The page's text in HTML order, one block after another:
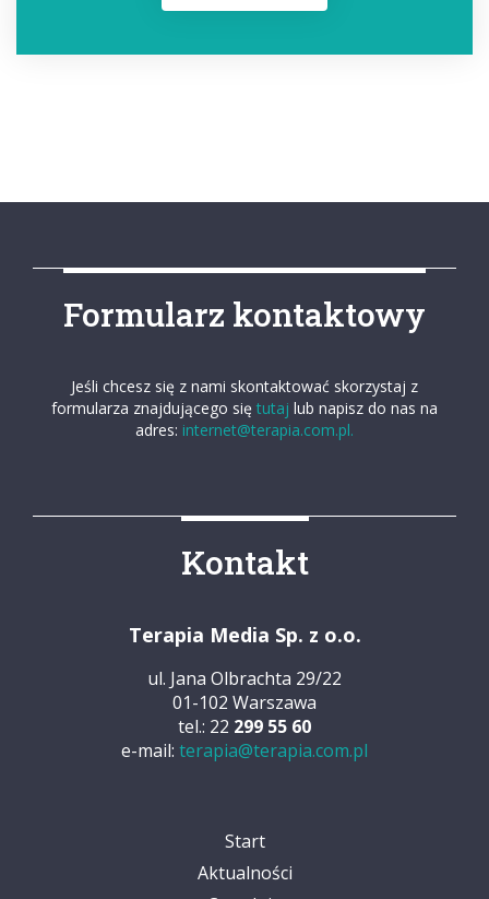
Formularz kontaktowy
Jeśli chcesz się z nami skontaktować skorzystaj z
formularza znajdującego się tutaj lub napisz do nas na
adres: internet@terapia.com.pl.
Kontakt
Terapia Media Sp. z o.o.
ul. Jana Olbrachta 29/22
01-102 Warszawa
tel.: 22 299 55 60
e-mail: terapia@terapia.com.pl
Start
Aktualności